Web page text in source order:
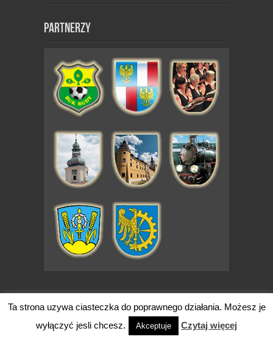
Partnerzy
code by - Simple Creative
Copyright 2026 znadRudy.pl. Wszytkie prawa zastrzeżone.
Ta strona uzywa ciasteczka do poprawnego działania. Możesz je
wyłączyć jesli chcesz.
Akceptuje Czytaj więcej